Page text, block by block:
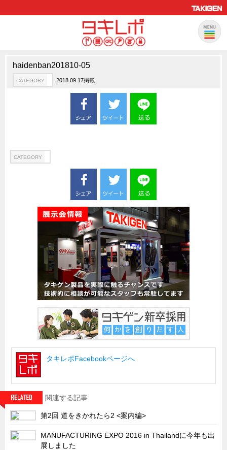
CATEGORY
新製品ロケットニュース
ハイセキュリティ錠前TAKシリーズ
CFRP（炭素繊維強化プラスチック）
ソリューション
船舶・港湾設備
試作・特注品の事例集
SDGs配慮・脱炭素
省力化製品
配電盤・分電盤・キュービクル
医療・福祉・介護関連
ロボット・自動化装置関連
二次電池関連
EV・PHEV充電器関連
再生可能エネルギー
農業関連
半導体製造装置関連
共同溝・無電柱化関連
haidenban201810-05
CATEGORY 2018.09.17掲載
CATEGORY
タキレポFacebookページへ
関連する記事
第2回 道をきかれたら2 <案内編>
MANUFACTURING EXPO 2016 in Thailandに今年も出
展しました